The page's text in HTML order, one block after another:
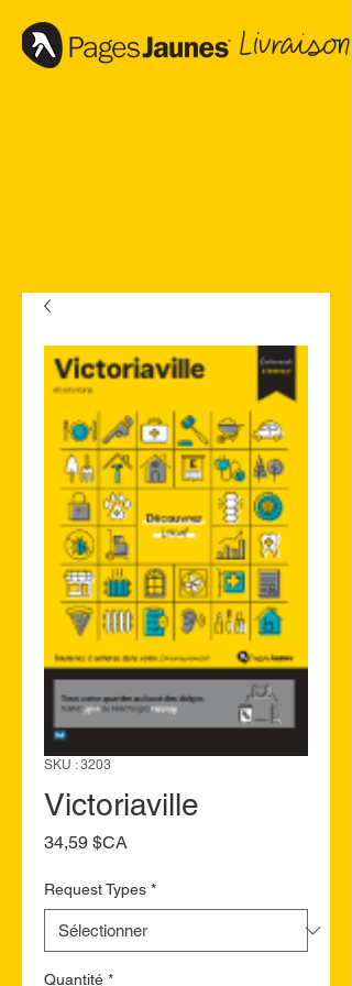
Livraison
SKU : 3203
Victoriaville
34,59 $CA
Request Types *
Quantité *